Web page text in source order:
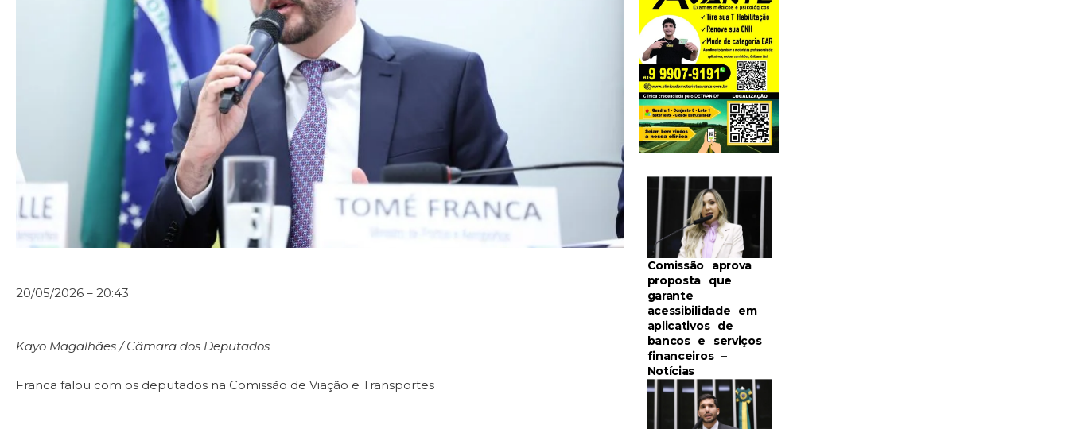
20/05/2026 – 20:43
Kayo Magalhães / Câmara dos Deputados
Franca falou com os deputados na Comissão de Viação e Transportes
Comissão aprova
proposta que
garante
acessibilidade em
aplicativos de
bancos e serviços
financeiros –
Notícias